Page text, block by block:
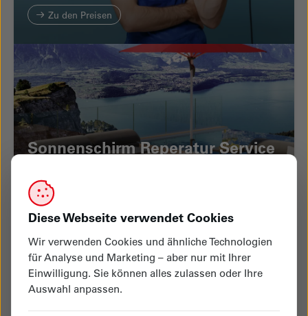
Zu den Preisen
Sonnenschirm Reperatur Service
Schuh-Fitting Service mit
Passformgarantie
Diese Webseite verwendet Cookies
Wir verwenden Cookies und ähnliche Technologien
für Analyse und Marketing – aber nur mit Ihrer
Einwilligung. Sie können alles zulassen oder Ihre
Auswahl anpassen.